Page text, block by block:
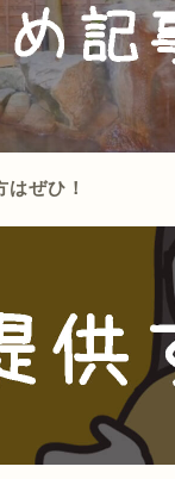
はぜひ！